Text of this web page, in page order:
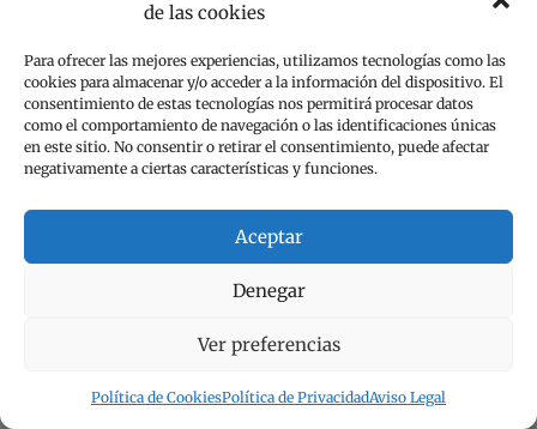
de las cookies
Para ofrecer las mejores experiencias, utilizamos tecnologías como las
cookies para almacenar y/o acceder a la información del dispositivo. El
consentimiento de estas tecnologías nos permitirá procesar datos
como el comportamiento de navegación o las identificaciones únicas
en este sitio. No consentir o retirar el consentimiento, puede afectar
negativamente a ciertas características y funciones.
Aceptar
Denegar
Ver preferencias
Política de CookiesPolítica de PrivacidadAviso Legal
navegador para la próxima vez que comente.
Enviar comentario